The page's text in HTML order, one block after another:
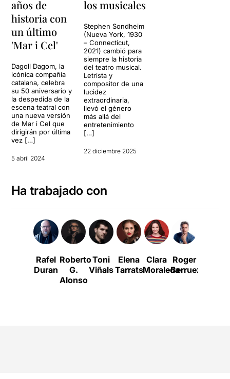
años de
historia con
un último
'Mar i Cel'
Dagoll Dagom, la
icónica compañía
catalana, celebra
su 50 aniversario y
la despedida de la
escena teatral con
una nueva versión
de Mar i Cel que
dirigirán por última
vez […]
5 abril 2024
los musicales
Stephen Sondheim
(Nueva York, 1930
– Connecticut,
2021) cambió para
siempre la historia
del teatro musical.
Letrista y
compositor de una
lucidez
extraordinaria,
llevó el género
más allá del
entretenimiento
[…]
22 diciembre 2025
Ha trabajado con
Rafel
Duran
Roberto
G.
Alonso
Toni
Viñals
Elena
Tarrats
Clara
Moraleda
Roger
Berruezo